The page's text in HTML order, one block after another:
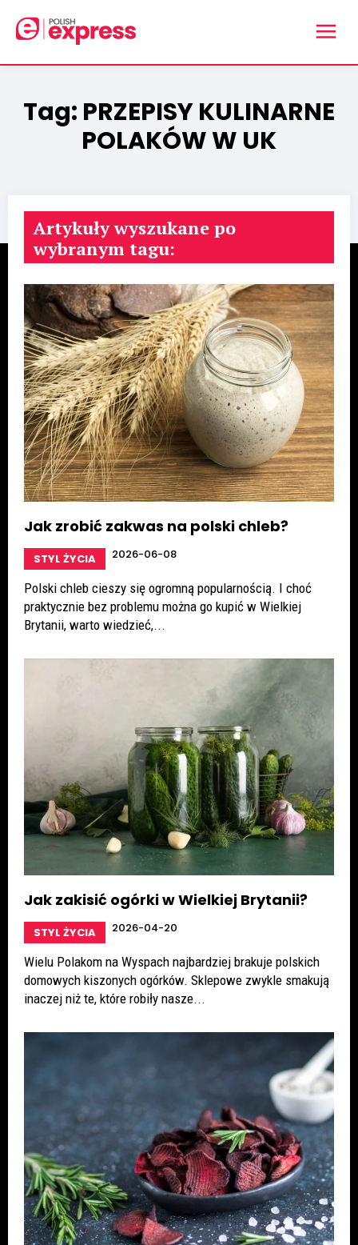
Tag: PRZEPISY KULINARNE
POLAKÓW W UK
Artykuły wyszukane po
wybranym tagu:
Jak zrobić zakwas na polski chleb?
STYL ŻYCIA 2026-06-08
Polski chleb cieszy się ogromną popularnością. I choć
praktycznie bez problemu można go kupić w Wielkiej
Brytanii, warto wiedzieć,...
Jak zakisić ogórki w Wielkiej Brytanii?
STYL ŻYCIA 2026-04-20
Wielu Polakom na Wyspach najbardziej brakuje polskich
domowych kiszonych ogórków. Sklepowe zwykle smakują
inaczej niż te, które robiły nasze...